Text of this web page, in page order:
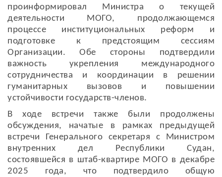
проинформировал Министра о текущей
деятельности МОГО, продолжающемся
процессе институциональных реформ и
подготовке к предстоящим сессиям
Организации. Обе стороны подтвердили
важность укрепления международного
сотрудничества и координации в решении
гуманитарных вызовов и повышении
устойчивости государств-членов.
В ходе встречи также были продолжены
обсуждения, начатые в рамках предыдущей
встречи Генерального секретаря с Министром
внутренних дел Республики Судан,
состоявшейся в штаб-квартире МОГО в декабре
2025 года, что подтвердило общую